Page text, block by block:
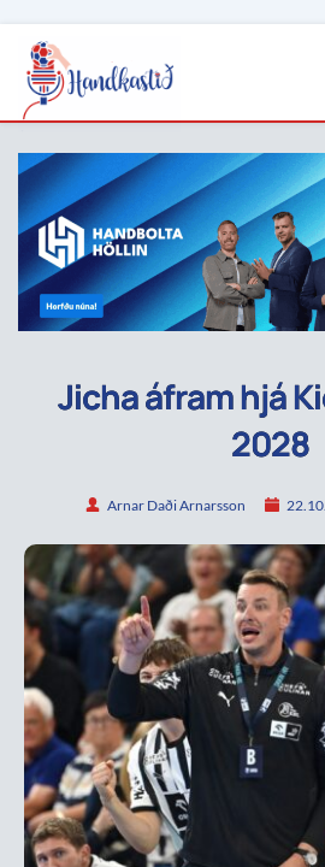
Jicha áfram hjá
2028
Arnar Daði Arnarsson